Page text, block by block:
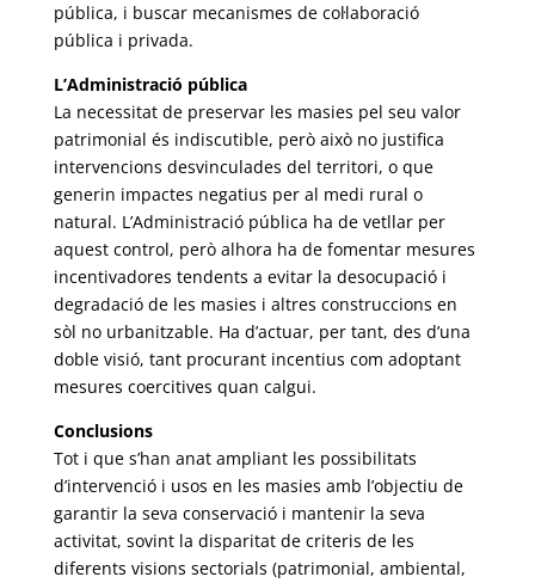
pública, i buscar mecanismes de col·laboració
pública i privada.
L’Administració pública
La necessitat de preservar les masies pel seu valor
patrimonial és indiscutible, però això no justifica
intervencions desvinculades del territori, o que
generin impactes negatius per al medi rural o
natural. L’Administració pública ha de vetllar per
aquest control, però alhora ha de fomentar mesures
incentivadores tendents a evitar la desocupació i
degradació de les masies i altres construccions en
sòl no urbanitzable. Ha d’actuar, per tant, des d’una
doble visió, tant procurant incentius com adoptant
mesures coercitives quan calgui.
Conclusions
Tot i que s’han anat ampliant les possibilitats
d’intervenció i usos en les masies amb l’objectiu de
garantir la seva conservació i mantenir la seva
activitat, sovint la disparitat de criteris de les
diferents visions sectorials (patrimonial, ambiental,